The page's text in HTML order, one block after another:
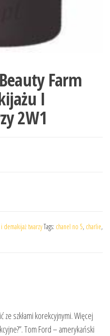
Farm
I
2W1
demakijaż twarzyTags: chanel no 5, charlie,
szkłami korekcyjnymi. Więcej
Tom Ford – amerykański